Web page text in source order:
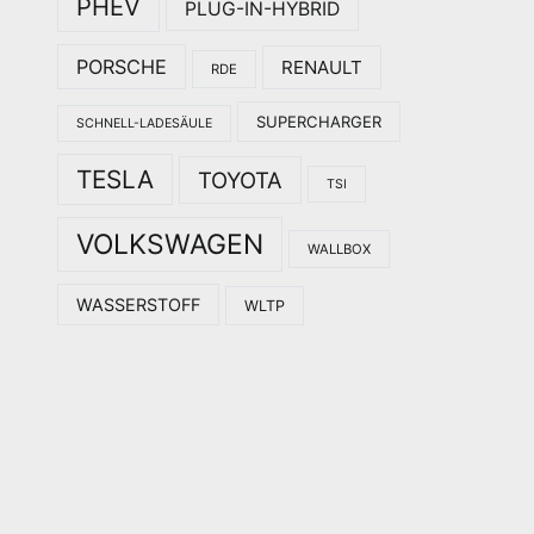
PHEV PLUG-IN-HYBRID
PORSCHE RDE RENAULT
SCHNELL-LADESÄULE SUPERCHARGER
TESLA TOYOTA TSI
VOLKSWAGEN WALLBOX
WASSERSTOFF WLTP